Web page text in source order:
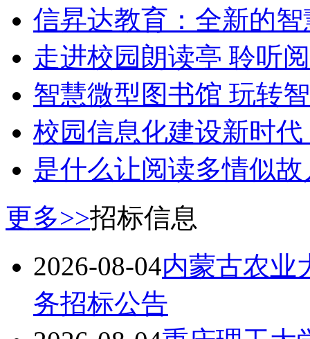
走进校园朗读亭 聆听
智慧微型图书馆 玩转
校园信息化建设新时
是什么让阅读多情似故
更多>>
招标信息
内蒙古农
务招标公告
2026-08-04重庆理工大